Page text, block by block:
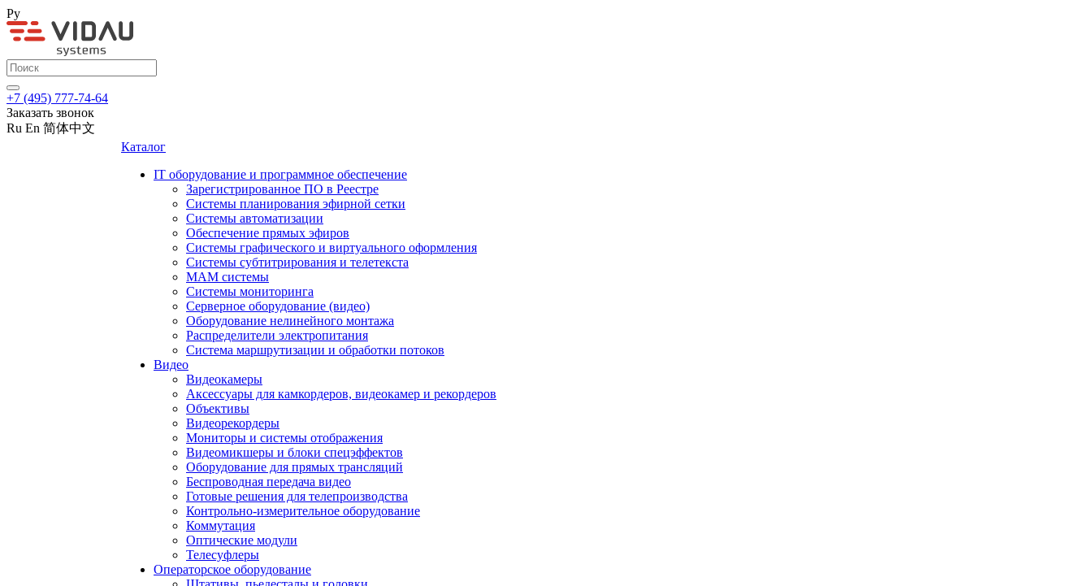
Ру
+7 (495) 777-74-64
Заказать звонок
Ru En 简体中文
Каталог
IT оборудование и программное обеспечение
Зарегистрированное ПО в Реестре
Системы планирования эфирной сетки
Системы автоматизации
Обеспечение прямых эфиров
Системы графического и виртуального оформления
Системы субтитрирования и телетекста
MAM системы
Системы мониторинга
Серверное оборудование (видео)
Оборудование нелинейного монтажа
Распределители электропитания
Система маршрутизации и обработки потоков
Видео
Видеокамеры
Аксессуары для камкордеров, видеокамер и рекордеров
Объективы
Видеорекордеры
Мониторы и системы отображения
Видеомикшеры и блоки спецэффектов
Оборудование для прямых трансляций
Беспроводная передача видео
Готовые решения для телепроизводства
Контрольно-измерительное оборудование
Коммутация
Оптические модули
Телесуфлеры
Операторское оборудование